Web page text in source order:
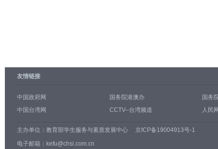
友情链接
中国政府网 国务院港澳办
国务
中国台湾网
CCTV--台湾频道 人民
主办单位： 教育部学生服务与素质发展中心
京ICP备19004913号-1
电子邮箱：kefu@chsi.com.cn